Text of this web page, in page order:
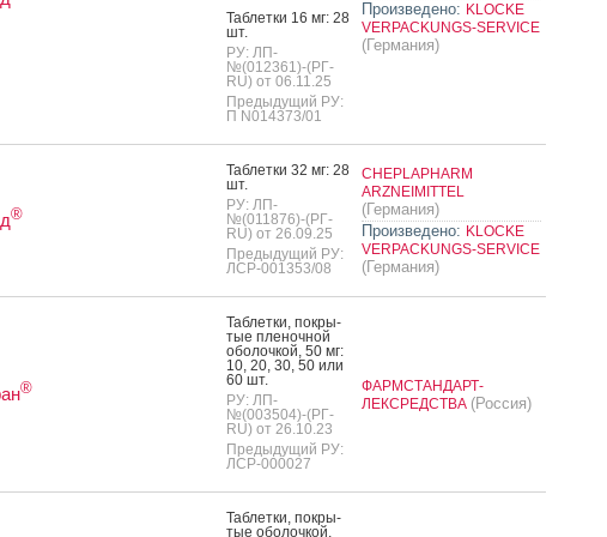
Таб­летки 16 мг: 28
шт.
РУ: ЛП-
№(012361)-(РГ-
RU) от 06.11.25
Предыдущий РУ:
П N014373/01
Произведено: KLOCKE
VERPACKUNGS-SERVICE
(Германия)
®
Таб­летки 32 мг: 28
шт.
РУ: ЛП-
№(011876)-(РГ-
RU) от 26.09.25
Предыдущий РУ:
ЛСР-001353/08
CHEPLAPHARM
ARZNEIMITTEL
(Германия)
Произведено: KLOCKE
VERPACKUNGS-SERVICE
(Германия)
®
Таб­летки, пок­ры­
тые пле­ноч­ной
обо­лоч­кой, 50 мг:
10, 20, 30, 50 или
60 шт.
РУ: ЛП-
№(003504)-(РГ-
RU) от 26.10.23
Предыдущий РУ:
ЛСР-000027
ФАРМСТАНДАРТ-
ЛЕКСРЕДСТВА (Россия)
Таб­летки, пок­ры­
тые обо­лоч­кой,